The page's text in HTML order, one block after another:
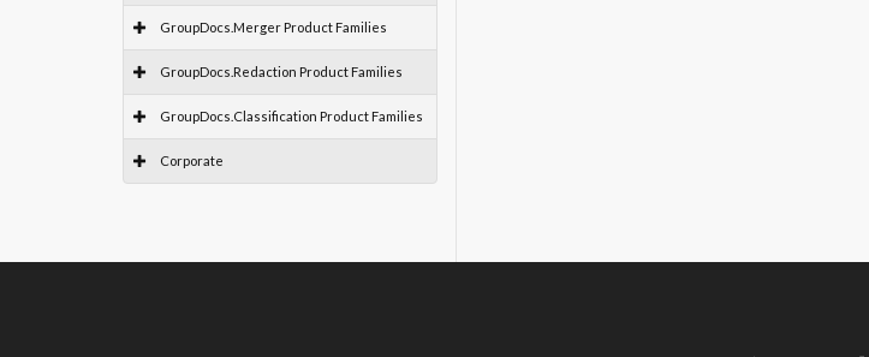
GroupDocs.Merger Product Families
GroupDocs.Redaction Product Families
GroupDocs.Classification Product Families
Corporate